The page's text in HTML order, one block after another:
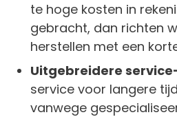
te hoge kosten in
gebracht, dan richten
herstellen met een
Uitgebreidere
service voor langere
vanwege